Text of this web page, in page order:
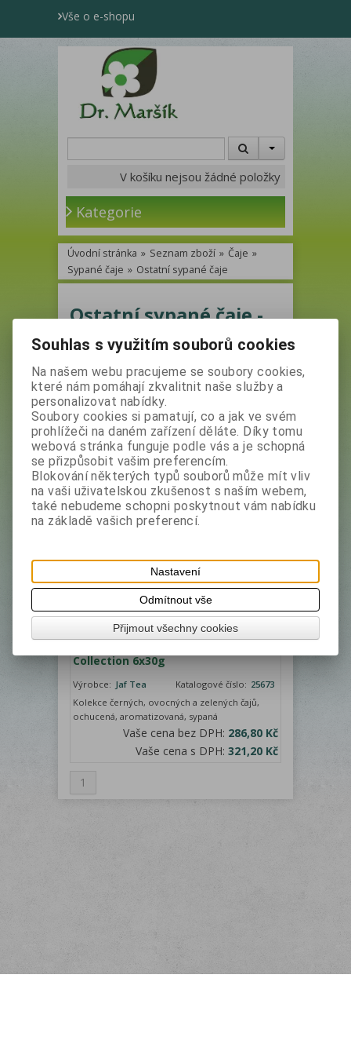
Vše o e-shopu
V košíku nejsou žádné položky
Kategorie
Úvodní stránka » Seznam zboží » Čaje »
Sypané čaje » Ostatní sypané čaje
Ostatní sypané čaje -
Katalog
Výrobce Filtr
Jaf Tea
Hledat
1
Řadit podle: (Příznaku novinka)
JAFTEA Box Seasons Greeting's
Collection 6x30g
Výrobce: Jaf Tea Katalogové číslo: 25673
Kolekce černých, ovocných a zelených čajů,
ochucená, aromatizovaná, sypaná
Vaše cena bez DPH: 286,80 Kč
Vaše cena s DPH: 321,20 Kč
1
Souhlas s využitím souborů cookies
Na našem webu pracujeme se soubory cookies,
které nám pomáhají zkvalitnit naše služby a
personalizovat nabídky.
Soubory cookies si pamatují, co a jak ve svém
prohlížeči na daném zařízení děláte. Díky tomu
webová stránka funguje podle vás a je schopná
se přizpůsobit vašim preferencím.
Blokování některých typů souborů může mít vliv
na vaši uživatelskou zkušenost s naším webem,
také nebudeme schopni poskytnout vám nabídku
na základě vašich preferencí.
Nastavení
Odmítnout vše
Přijmout všechny cookies